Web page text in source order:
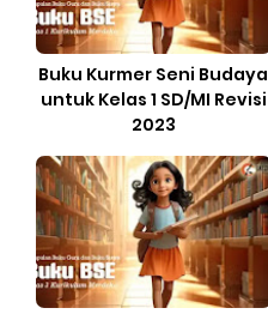
Buku Kurmer Seni Budaya
untuk Kelas 1 SD/MI Revisi
2023